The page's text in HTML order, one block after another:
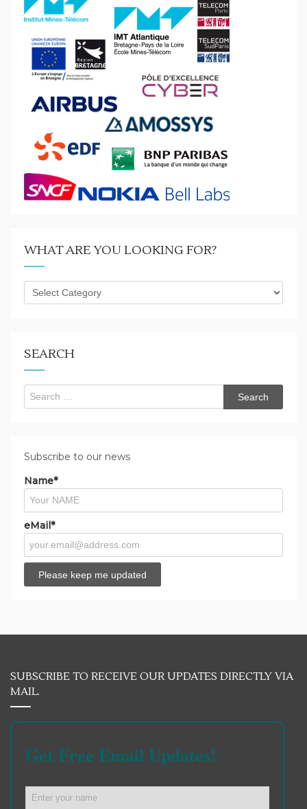
WHAT ARE YOU LOOKING FOR?
What
are
SEARCH
Search
for:
Subscribe to our news
Name*
eMail*
SUBSCRIBE TO RECEIVE OUR UPDATES DIRECTLY VIA
MAIL.
Get Free Email Updates!